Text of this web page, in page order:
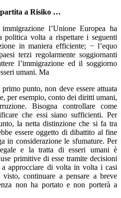
partita a Risiko …
l’Unione Europea ha
politica volta a rispettare i seguenti
in maniera efficiente; − l’equo
terzi regolarmente soggiornanti
l’immigrazione ed il soggiorno
umani. Ma
punto, non deve essere attuata
per esempio, conto dei diritti umani,
Bisogna controllare come
che essi siano sufficienti. Per
la netta distinzione che si fa tra
essere oggetto di dibattito al fine
in considerazione le sfumature. Per
e la tratta di esseri umani è
primitive di esse tramite decisioni
approcciare di volta in volta i casi
continuare a pensare a breve
non ha portato e non porterà a